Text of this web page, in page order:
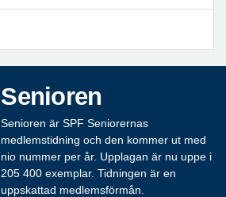
Senioren
Senioren är SPF Seniorernas
medlemstidning och den kommer ut med
nio nummer per år. Upplagan är nu uppe i
205 400 exemplar. Tidningen är en
uppskattad medlemsförmån.